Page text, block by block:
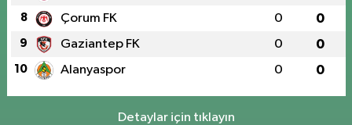
8 Çorum FK 0 0
9 Gaziantep FK 0 0
10 Alanyaspor 0 0
Detaylar için tıklayın